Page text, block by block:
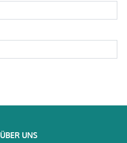
ÜBER UNS